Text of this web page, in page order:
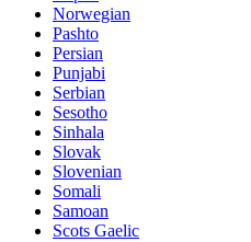
Norwegian
Pashto
Persian
Punjabi
Serbian
Sesotho
Sinhala
Slovak
Slovenian
Somali
Samoan
Scots Gaelic